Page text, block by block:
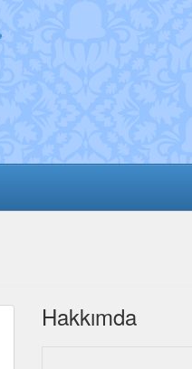
Hakkımda